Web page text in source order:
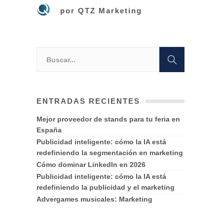
por QTZ Marketing
ENTRADAS RECIENTES
Mejor proveedor de stands para tu feria en
España
Publicidad inteligente: cómo la IA está
redefiniendo la segmentación en marketing
Cómo dominar LinkedIn en 2026
Publicidad inteligente: cómo la IA está
redefiniendo la publicidad y el marketing
Advergames musicales: Marketing